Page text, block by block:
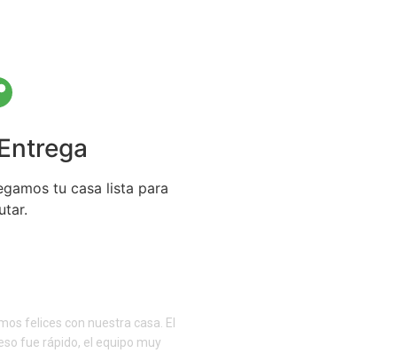
tu casa lista para
felices con nuestra casa. El
fue rápido, el equipo muy